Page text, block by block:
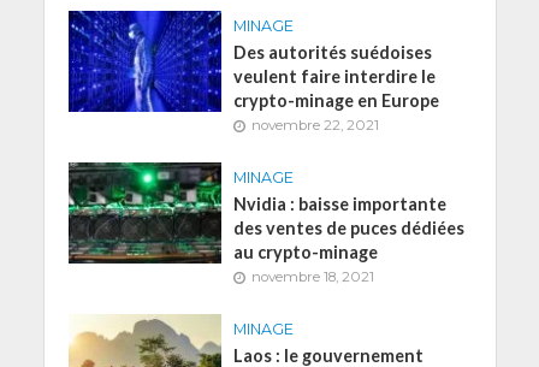
MINAGE
Des autorités suédoises
veulent faire interdire le
crypto-minage en Europe
novembre 22, 2021
MINAGE
Nvidia : baisse importante
des ventes de puces dédiées
au crypto-minage
novembre 18, 2021
MINAGE
Laos : le gouvernement